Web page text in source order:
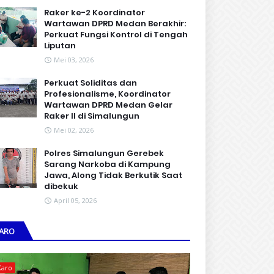
Raker ke-2 Koordinator
Wartawan DPRD Medan Berakhir:
Perkuat Fungsi Kontrol di Tengah
Liputan
Mei 03, 2026
Perkuat Soliditas dan
Profesionalisme, Koordinator
Wartawan DPRD Medan Gelar
Raker II di Simalungun
Mei 02, 2026
Polres Simalungun Gerebek
Sarang Narkoba di Kampung
Jawa, Along Tidak Berkutik Saat
dibekuk
April 05, 2026